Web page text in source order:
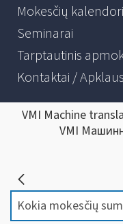
Mokesčių
Seminarai
Tarptautinis
Kontaktai /
VMI Machine
VMI